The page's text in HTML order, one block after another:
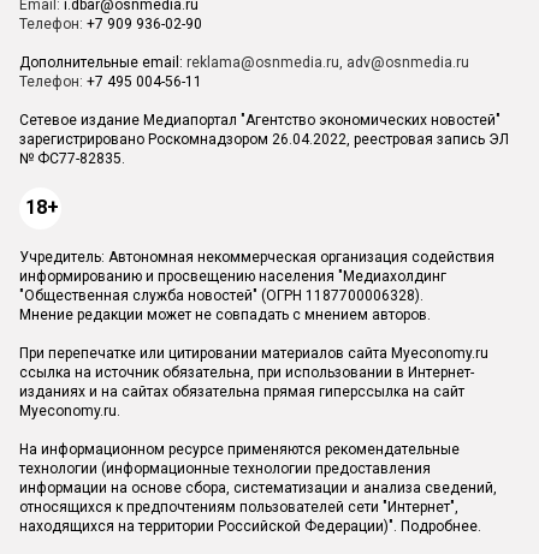
Email: i.dbar@osnmedia.ru
Телефон: +7 909 936-02-90
Дополнительные email: reklama@osnmedia.ru, adv@osnmedia.ru
Телефон: +7 495 004-56-11
Сетевое издание Медиапортал "Агентство экономических новостей"
зарегистрировано Роскомнадзором 26.04.2022, реестровая запись ЭЛ
№ ФС77-82835.
18+
Учредитель: Автономная некоммерческая организация содействия
информированию и просвещению населения "Медиахолдинг
"Общественная служба новостей" (ОГРН 1187700006328).
Мнение редакции может не совпадать с мнением авторов.
При перепечатке или цитировании материалов сайта Myeconomy.ru
ссылка на источник обязательна, при использовании в Интернет-
изданиях и на сайтах обязательна прямая гиперссылка на сайт
Myeconomy.ru.
На информационном ресурсе применяются рекомендательные
технологии (информационные технологии предоставления
информации на основе сбора, систематизации и анализа сведений,
относящихся к предпочтениям пользователей сети "Интернет",
находящихся на территории Российской Федерации)". Подробнее.